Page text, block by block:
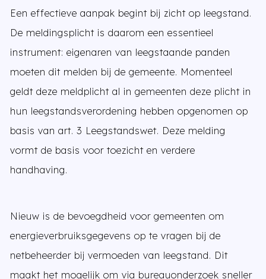
Een effectieve aanpak begint bij zicht op leegstand.
De meldingsplicht is daarom een essentieel
instrument: eigenaren van leegstaande panden
moeten dit melden bij de gemeente. Momenteel
geldt deze meldplicht al in gemeenten deze plicht in
hun leegstandsverordening hebben opgenomen op
basis van art. 3 Leegstandswet. Deze melding
vormt de basis voor toezicht en verdere
handhaving.
Nieuw is de bevoegdheid voor gemeenten om
energieverbruiksgegevens op te vragen bij de
netbeheerder bij vermoeden van leegstand. Dit
maakt het mogelijk om via bureauonderzoek sneller